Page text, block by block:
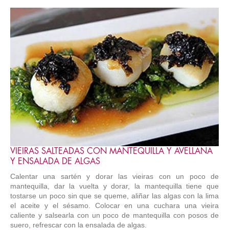
VIEIRAS SALTEADAS CON MANTEQUILLA Y AVELLANA
Y ENSALADA DE ALGAS
Calentar una sartén y dorar las vieiras con un poco de
mantequilla, dar la vuelta y dorar, la mantequilla tiene que
tostarse un poco sin que se queme, aliñar las algas con la lima
el aceite y el sésamo. Colocar en una cuchara una vieira
caliente y salsearla con un poco de mantequilla con posos de
suero, refrescar con la ensalada de algas.